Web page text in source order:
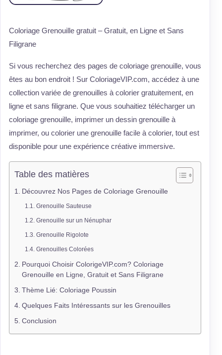
Coloriage Grenouille gratuit – Gratuit, en Ligne et Sans
Filigrane
Si vous recherchez des pages de coloriage grenouille, vous
êtes au bon endroit ! Sur ColoriageVIP.com, accédez à une
collection variée de grenouilles à colorier gratuitement, en
ligne et sans filigrane. Que vous souhaitiez télécharger un
coloriage grenouille, imprimer un dessin grenouille à
imprimer, ou colorier une grenouille facile à colorier, tout est
disponible pour une expérience créative immersive.
Table des matières
Découvrez Nos Pages de Coloriage Grenouille
Grenouille Sauteuse
Grenouille sur un Nénuphar
Grenouille Rigolote
Grenouilles Colorées
Pourquoi Choisir ColorigeVIP.com? Coloriage
Grenouille en Ligne, Gratuit et Sans Filigrane
Thème Lié: Coloriage Poussin
Quelques Faits Intéressants sur les Grenouilles
Conclusion